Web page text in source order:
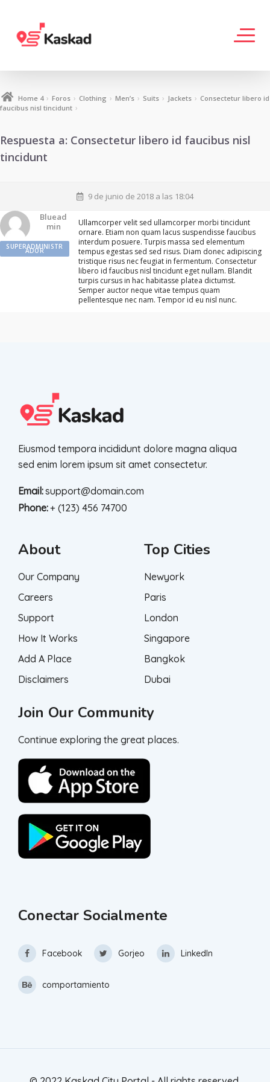
Home 4 › Foros › Clothing › Men’s › Suits › Jackets › Consectetur libero id
faucibus nisl tincidunt ›
Respuesta a: Consectetur libero id faucibus nisl
tincidunt
9 de junio de 2018 a las 18:04
Bluead
Min
SUPERADMINISTR
ADOR
Ullamcorper velit sed ullamcorper morbi tincidunt
ornare. Etiam non quam lacus suspendisse faucibus
interdum posuere. Turpis massa sed elementum
tempus egestas sed sed risus. Diam donec adipiscing
tristique risus nec feugiat in fermentum. Consectetur
libero id faucibus nisl tincidunt eget nullam. Blandit
turpis cursus in hac habitasse platea dictumst.
Semper auctor neque vitae tempus quam
pellentesque nec nam. Tempor id eu nisl nunc.
Eiusmod tempora incididunt dolore magna aliqua
sed enim lorem ipsum sit amet consectetur.
Email:support@domain.com
Phone:+ (123) 456 74700
About
Our Company
Careers
Support
How It Works
Add A Place
Disclaimers
Top Cities
Newyork
Paris
London
Singapore
Bangkok
Dubai
Join Our Community
Continue exploring the great places.
Conectar Socialmente
Facebook Gorjeo LinkedIn
comportamiento